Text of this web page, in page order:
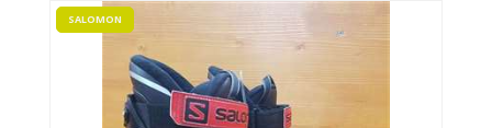
SALOMON